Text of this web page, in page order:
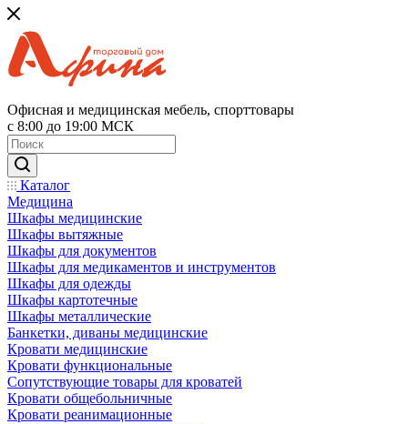
Офисная и медицинская мебель, спорттовары
с 8:00 до 19:00 МСК
Каталог
Медицина
Шкафы медицинские
Шкафы вытяжные
Шкафы для документов
Шкафы для медикаментов и инструментов
Шкафы для одежды
Шкафы картотечные
Шкафы металлические
Банкетки, диваны медицинские
Кровати медицинские
Кровати функциональные
Сопутствующие товары для кроватей
Кровати общебольничные
Кровати реанимационные